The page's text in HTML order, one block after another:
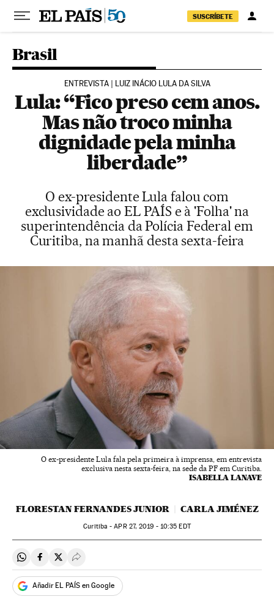
Pular para o conteúdo
SUSCRÍBETE
Brasil
ENTREVISTA | LUIZ INÁCIO LULA DA SILVA
Lula: “Fico preso cem anos.
Mas não troco minha
dignidade pela minha
liberdade”
O ex-presidente Lula falou com
exclusividade ao EL PAÍS e à 'Folha' na
superintendência da Polícia Federal em
Curitiba, na manhã desta sexta-feira
O ex-presidente Lula fala pela primeira à imprensa, em entrevista
exclusiva nesta sexta-feira, na sede da PF em Curitiba.
ISABELLA LANAVE
FLORESTAN FERNANDES JUNIOR CARLA JIMÉNEZ
Curitiba -APR27, 2019 - 10:35 EDT
Compartir en Whatsapp
Compartir en Facebook
Compartir en Twitter
Desplegar Redes Sociales
Añadir EL PAÍS en Google